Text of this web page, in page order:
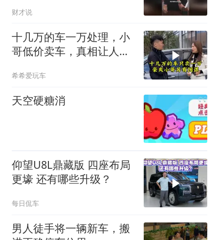
财才说
十几万的车一万处理，小
哥低价卖车，真相让人吃
希希爱玩车
天空硬糖消
仰望U8L鼎藏版 四座布局
更壕 还有哪些升级？
每日侃车
男人徒手将一辆新车，搬